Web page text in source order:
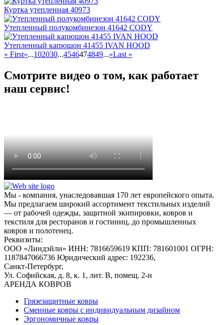
Куртка утепленная 40973
Утепленный полукомбинезон 41642 CODY
Утепленный капюшон 41455 IVAN HOOD
« First«...102030...4546474849...»Last »
Смотрите видео о том, как работает
наш сервис!
Мы - компания, унаследовавшая 170 лет европейского опыта.
Мы предлагаем широкий ассортимент текстильных изделий
— от рабочей одежды, защитной экипировки, ковров и
текстиля для ресторанов и гостиниц, до промышленных
ковров и полотенец.
Реквизиты:
ООО «Линдэйли» ИНН: 7816659619 КПП: 781601001 ОГРН:
1187847066736 Юридический адрес: 192236,
Санкт-Петербург,
Ул. Софийская, д. 8, к. 1, лит. В, помещ. 2-н
АРЕНДА КОВРОВ
Грязезащитные ковры
Сменные ковры с индивидуальным дизайном
Эргономичные ковры